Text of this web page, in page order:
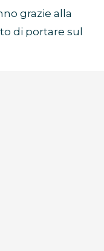
grazie alla
di portare sul